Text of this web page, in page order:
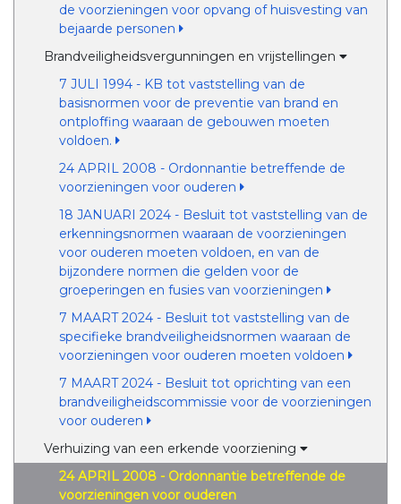
de voorzieningen voor opvang of huisvesting van
bejaarde personen
Brandveiligheidsvergunningen en vrijstellingen
7 JULI 1994 - KB tot vaststelling van de
basisnormen voor de preventie van brand en
ontploffing waaraan de gebouwen moeten
voldoen.
24 APRIL 2008 - Ordonnantie betreffende de
voorzieningen voor ouderen
18 JANUARI 2024 - Besluit tot vaststelling van de
erkenningsnormen waaraan de voorzieningen
voor ouderen moeten voldoen, en van de
bijzondere normen die gelden voor de
groeperingen en fusies van voorzieningen
7 MAART 2024 - Besluit tot vaststelling van de
specifieke brandveiligheidsnormen waaraan de
voorzieningen voor ouderen moeten voldoen
7 MAART 2024 - Besluit tot oprichting van een
brandveiligheidscommissie voor de voorzieningen
voor ouderen
Verhuizing van een erkende voorziening
24 APRIL 2008 - Ordonnantie betreffende de
voorzieningen voor ouderen